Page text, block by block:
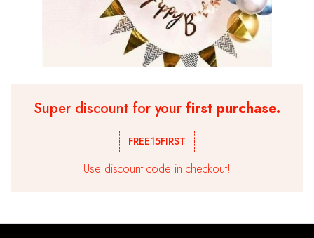
Ballongirlande Geburtstag Ballonbogen Kit Chrom
★ Hochwertige Latexballons , geeignet für Luft und
Super discount for yourfirst purchase.
FREE15FIRST
Use discount code in checkout!